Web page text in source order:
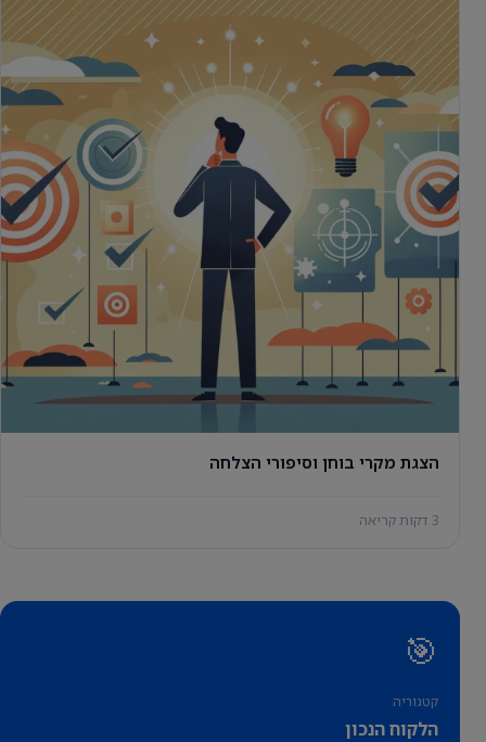
הצגת מקרי בוחן וסיפורי הצלחה
3 דקות קריאה
🎯
קטגוריה
הלקוח הנכון